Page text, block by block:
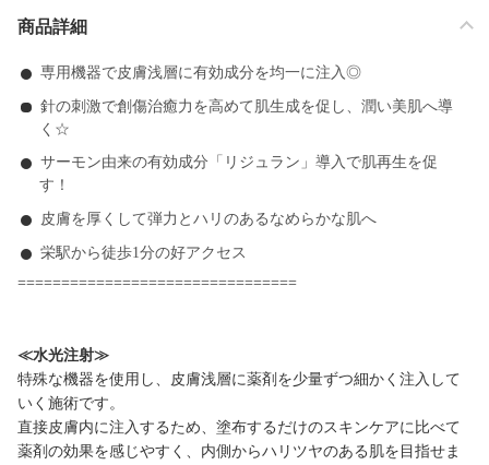
商品詳細
専用機器で皮膚浅層に有効成分を均一に注入◎
針の刺激で創傷治癒力を高めて肌生成を促し、潤い美肌へ導
く☆
サーモン由来の有効成分「リジュラン」導入で肌再生を促
す！
皮膚を厚くして弾力とハリのあるなめらかな肌へ
栄駅から徒歩1分の好アクセス
================================
≪水光注射≫
特殊な機器を使用し、皮膚浅層に薬剤を少量ずつ細かく注入して
いく施術です。
直接皮膚内に注入するため、塗布するだけのスキンケアに比べて
薬剤の効果を感じやすく、内側からハリツヤのある肌を目指せま